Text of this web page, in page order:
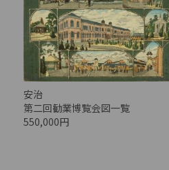
安治
第二回勧業博覧会図一覧
550,000円